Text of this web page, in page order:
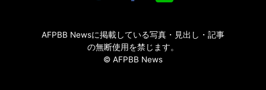
AFPBB Newsに掲載している写真・見出し・記事
の無断使用を禁じます。
© AFPBB News